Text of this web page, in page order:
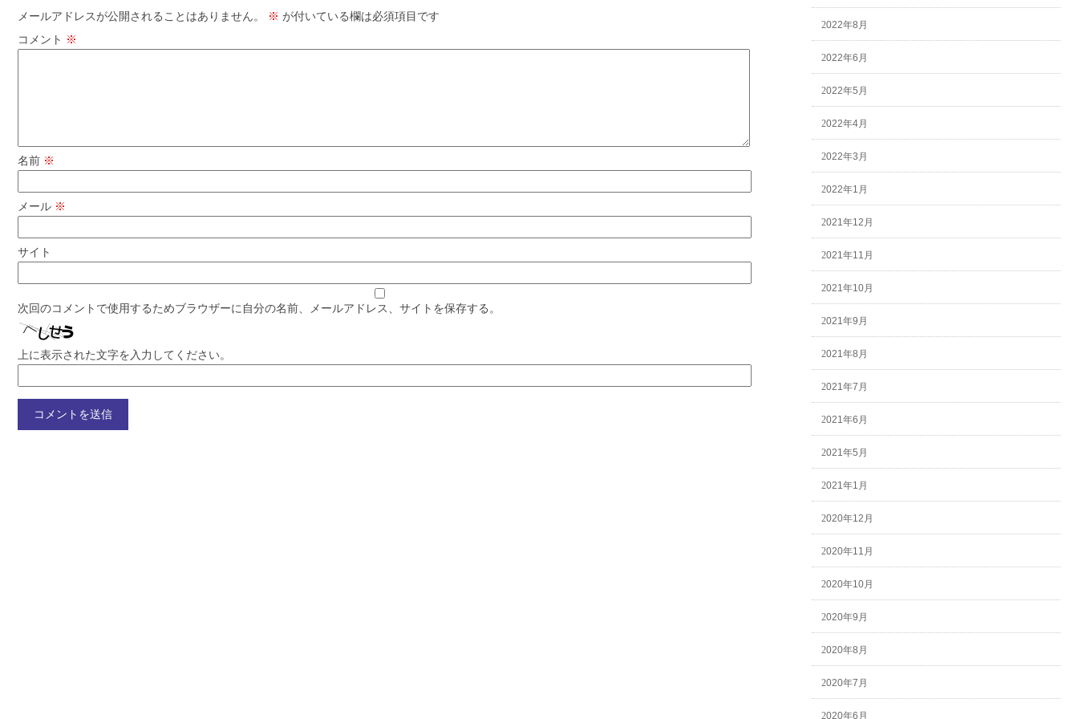
メールアドレスが公開されることはありません。 ※ が付いている欄は必須項目です
コメント ※
名前 ※
メール ※
サイト
次回のコメントで使用するためブラウザーに自分の名前、メールアドレス、サイトを保存する。
上に表示された文字を入力してください。
2022年8月
2022年6月
2022年5月
2022年4月
2022年3月
2022年1月
2021年12月
2021年11月
2021年10月
2021年9月
2021年8月
2021年7月
2021年6月
2021年5月
2021年1月
2020年12月
2020年11月
2020年10月
2020年9月
2020年8月
2020年7月
2020年6月